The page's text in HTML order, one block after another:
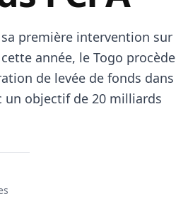
première intervention sur
année, le Togo procède
de levée de fonds dans
un objectif de 20 milliards